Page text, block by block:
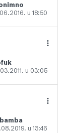
u 18:50
u 03:05
u 13:46